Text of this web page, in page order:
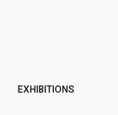
EXHIBITIONS